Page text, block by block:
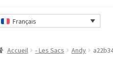
AccueilCGVCommander Contact
Français
Accueil - Les Sacs Andy